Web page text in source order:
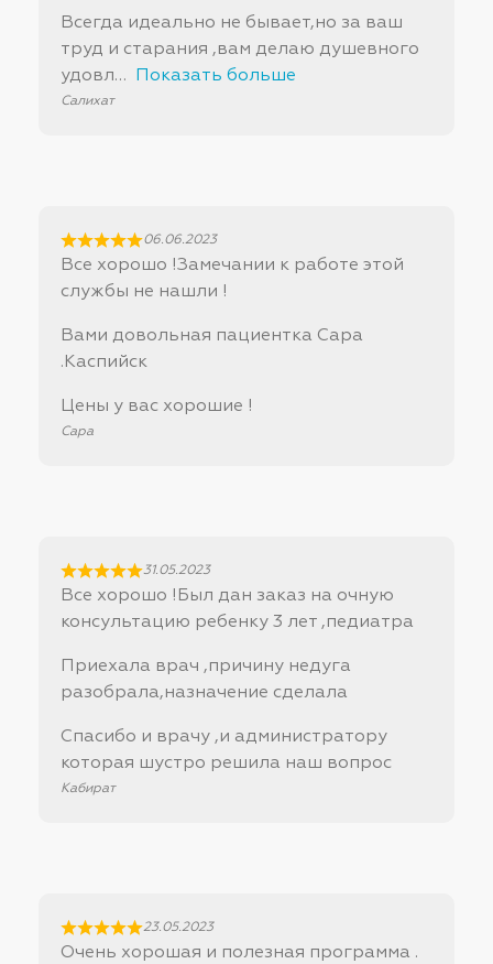
Всегда идеально не бывает,но за ваш
труд и старания ,вам делаю душевного
удовл
Показать больше
Салихат
06.06.2023
Все хорошо !Замечании к работе этой
службы не нашли !
Вами довольная пациентка Сара
.Каспийск
Цены у вас хорошие !
Сара
31.05.2023
Все хорошо !Был дан заказ на очную
консультацию ребенку 3 лет ,педиатра
Приехала врач ,причину недуга
разобрала,назначение сделала
Спасибо и врачу ,и администратору
которая шустро решила наш вопрос
Кабират
23.05.2023
Очень хорошая и полезная программа .